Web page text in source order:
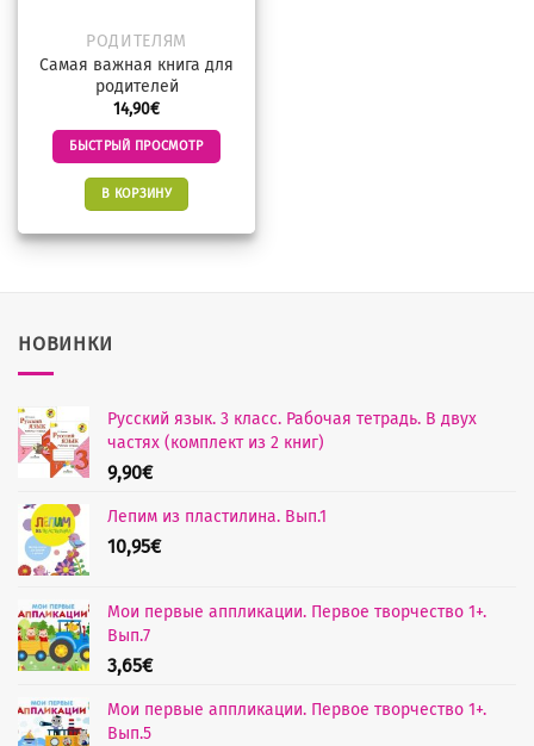
РОДИТЕЛЯМ
Самая важная книга для
родителей
14,90€
БЫСТРЫЙ ПРОСМОТР
В КОРЗИНУ
НОВИНКИ
Русский язык. 3 класс. Рабочая тетрадь. В двух
частях (комплект из 2 книг)
9,90€
Лепим из пластилина. Вып.1
10,95€
Мои первые аппликации. Первое творчество 1+.
Вып.7
3,65€
Мои первые аппликации. Первое творчество 1+.
Вып.5